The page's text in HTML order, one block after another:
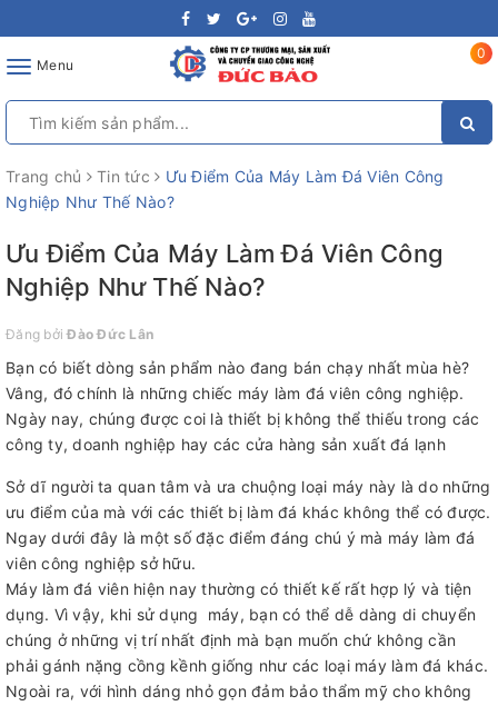
ToggleMenu
0
Trang chủ Tin tức
Ưu Điểm Của Máy Làm Đá Viên Công
Nghiệp Như Thế Nào?
Ưu Điểm Của Máy Làm Đá Viên Công
Nghiệp Như Thế Nào?
Đăng bởiĐào Đức Lân
Bạn có biết dòng sản phẩm nào đang bán chạy nhất mùa hè?
Vâng, đó chính là những chiếc máy làm đá viên công nghiệp.
Ngày nay, chúng được coi là thiết bị không thể thiếu trong các
công ty, doanh nghiệp hay các cửa hàng sản xuất đá lạnh
Sở dĩ người ta quan tâm và ưa chuộng loại máy này là do những
ưu điểm của mà với các thiết bị làm đá khác không thể có được.
Ngay dưới đây là một số đặc điểm đáng chú ý mà máy làm đá
viên công nghiệp sở hữu.
Máy làm đá viên hiện nay thường có thiết kế rất hợp lý và tiện
dụng. Vì vậy, khi sử dụng máy, bạn có thể dễ dàng di chuyển
chúng ở những vị trí nhất định mà bạn muốn chứ không cần
phải gánh nặng cồng kềnh giống như các loại máy làm đá khác.
Ngoài ra, với hình dáng nhỏ gọn đảm bảo thẩm mỹ cho không